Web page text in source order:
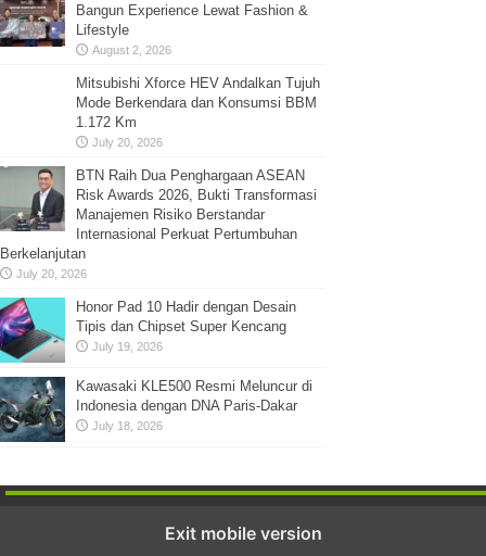
Bangun Experience Lewat Fashion &
Lifestyle
August 2, 2026
Mitsubishi Xforce HEV Andalkan Tujuh
Mode Berkendara dan Konsumsi BBM
1.172 Km
July 20, 2026
BTN Raih Dua Penghargaan ASEAN
Risk Awards 2026, Bukti Transformasi
Manajemen Risiko Berstandar
Internasional Perkuat Pertumbuhan
Berkelanjutan
July 20, 2026
Honor Pad 10 Hadir dengan Desain
Tipis dan Chipset Super Kencang
July 19, 2026
Kawasaki KLE500 Resmi Meluncur di
Indonesia dengan DNA Paris-Dakar
July 18, 2026
Exit mobile version